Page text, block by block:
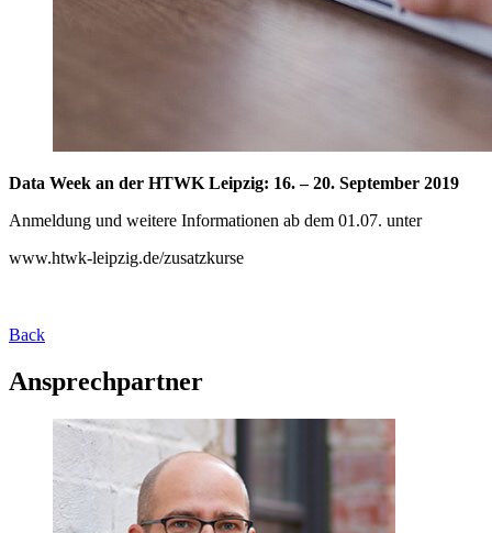
Data Week an der HTWK Leipzig: 16. – 20. September 2019
Anmeldung und weitere Informationen ab dem 01.07. unter
www.htwk-leipzig.de/zusatzkurse
Back
Ansprechpartner